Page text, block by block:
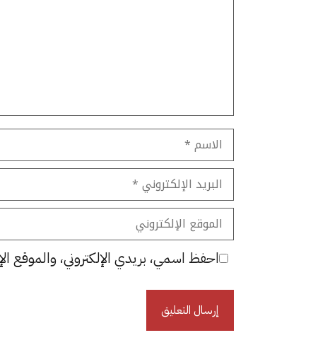
الاسم
البريد
الإلكتروني
الموقع
الإلكتروني
احفظ اسمي، بريدي الإلكتروني، والموقع